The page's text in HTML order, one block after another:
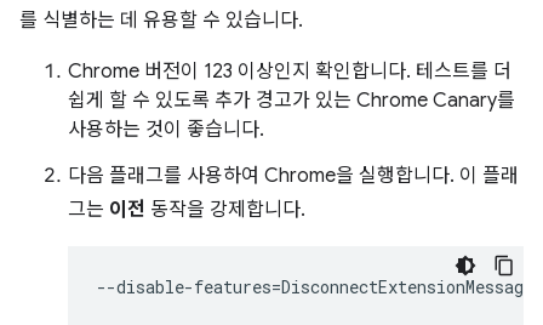
를 식별하는 데 유용할 수 있습니다.
Chrome 버전이 123 이상인지 확인합니다. 테스트를 더
쉽게 할 수 있도록 추가 경고가 있는 Chrome Canary를
사용하는 것이 좋습니다.
다음 플래그를 사용하여 Chrome을 실행합니다. 이 플래
그는 이전 동작을 강제합니다.
--disable-features=